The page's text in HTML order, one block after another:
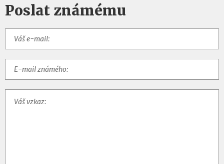
Poslat známému